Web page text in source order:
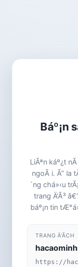
Báº¡n
LiÃªn káº¿t
ngoÃ i. Ã” la
´ng chá»‹u
trang Ä‘Ã³
báº¡n tin
TRANG Ä‘Ã­CH
https://